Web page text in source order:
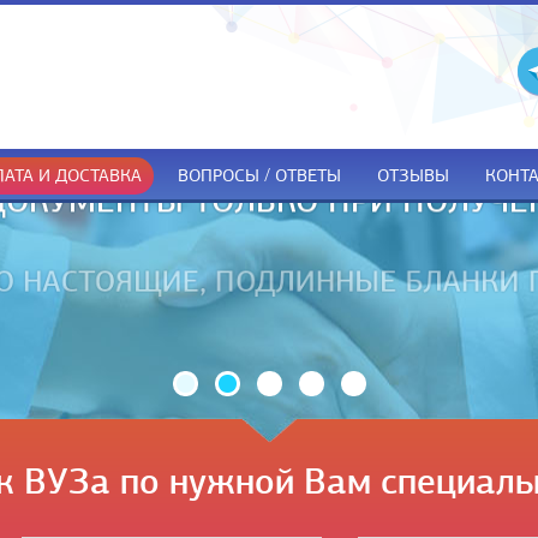
И ДОСТАВКА ВОПРОСЫ / ОТВЕТЫ ОТЗЫВЫ
ТОЛЬКО ПРИ
ВУЗа по нужной Вам